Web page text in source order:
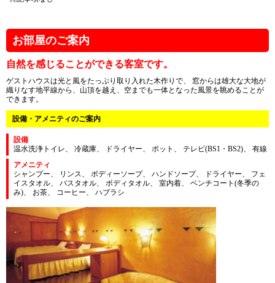
お部屋のご案内
自然を感じることができる客室です。
ゲストハウスは光と風をたっぷり取り入れた木作りで、 窓からは雄大な大地が
織りなす地平線から、山頂を越え、空までも一体となった風景を眺めることが
できます。
設備・アメニティのご案内
設備
温水洗浄トイレ、 冷蔵庫、 ドライヤー、 ポット、 テレビ(BS1・BS2)、 有線
アメニティ
シャンプー、 リンス、 ボディーソープ、 ハンドソープ、 ドライヤー、 フェ
イスタオル、 バスタオル、 ボディタオル、 室内着、 ベンチコート(冬季の
み)、 お茶、 コーヒー、 ハブラシ